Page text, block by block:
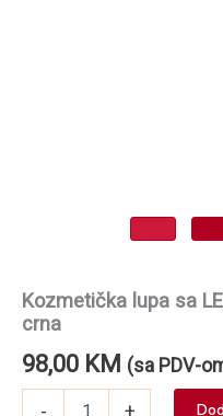
Kozmetička lupa sa
crna
98,00 KM (sa PDV-
- +